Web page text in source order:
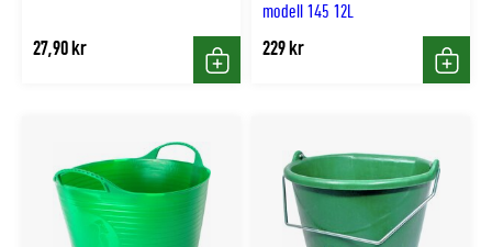
27,90 kr
Köp
modell 145 12L
229 kr
Köp